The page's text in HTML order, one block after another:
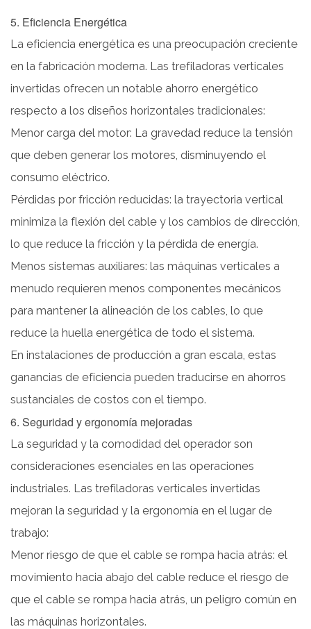
5. Eficiencia Energética
La eficiencia energética es una preocupación creciente
en la fabricación moderna. Las trefiladoras verticales
invertidas ofrecen un notable ahorro energético
respecto a los diseños horizontales tradicionales:
Menor carga del motor: La gravedad reduce la tensión
que deben generar los motores, disminuyendo el
consumo eléctrico.
Pérdidas por fricción reducidas: la trayectoria vertical
minimiza la flexión del cable y los cambios de dirección,
lo que reduce la fricción y la pérdida de energía.
Menos sistemas auxiliares: las máquinas verticales a
menudo requieren menos componentes mecánicos
para mantener la alineación de los cables, lo que
reduce la huella energética de todo el sistema.
En instalaciones de producción a gran escala, estas
ganancias de eficiencia pueden traducirse en ahorros
sustanciales de costos con el tiempo.
6. Seguridad y ergonomía mejoradas
La seguridad y la comodidad del operador son
consideraciones esenciales en las operaciones
industriales. Las trefiladoras verticales invertidas
mejoran la seguridad y la ergonomía en el lugar de
trabajo:
Menor riesgo de que el cable se rompa hacia atrás: el
movimiento hacia abajo del cable reduce el riesgo de
que el cable se rompa hacia atrás, un peligro común en
las máquinas horizontales.